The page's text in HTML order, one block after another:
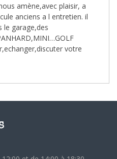
amène,avec plaisir, a
anciens a l entretien. il
garage,des
votre